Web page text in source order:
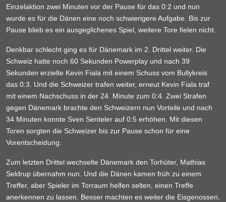
Einzelaktion zwei Minuten vor der Pause für das 0:2 und nun
wurde es für die Dänen eine noch schwierigere Aufgabe. Bis zur
Pause blieb es ein ausgeglichenes Spiel, weitere Tore fielen nicht.
Denkbar schlecht ging es für Dänemark im 2. Drittel weiter. Die
Schweiz hatte noch 60 Sekunden Powerplay und nach 39
Sekunden erzielte Kevin Fiala mit einem Schuss vom Bullykreis
das 0:3. Und die Schweizer trafen weiter, erneut Kevin Fiala traf
mit einem Nachschuss in der 24. Minute zum 0:4. Zwei Strafen
gegen Dänemark brachte den Schweizern nun Vorteile und nach
34 Minuten konnte Sven Senteler auf 0:5 erhöhen. Mit diesen
Toren sorgten die Schweizer bis zur Pause schon für eine
Vorentscheidung.
Zum letzten Drittel wechselte Dänemark den Torhüter, Mathias
Seldrup übernahm nun. Und die Dänen kamen früh zu einem
Treffer, aber Spieler im Torraum helfen selten, einen Treffe
anerkennen zu lassen. Besser machten es weiter die Eisgenossen,